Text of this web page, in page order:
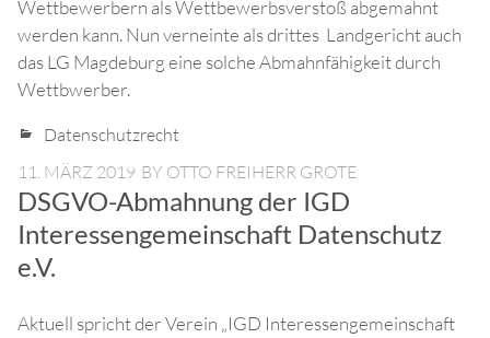
Wettbewerbern als Wettbewerbsverstoß abgemahnt
werden kann. Nun verneinte als drittes Landgericht auch
das LG Magdeburg eine solche Abmahnfähigkeit durch
Wettbwerber.
Datenschutzrecht
11. MÄRZ 2019 BY OTTO FREIHERR GROTE
DSGVO-Abmahnung der IGD
Interessengemeinschaft Datenschutz
e.V.
Aktuell spricht der Verein „IGD Interessengemeinschaft